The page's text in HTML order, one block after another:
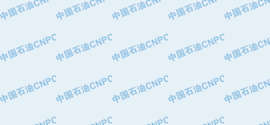
·中国石油大港油田分公司
·靖江市天和泵业有限公司
·中油油气勘探软件国家工程研究中心
·西安长庆钻宇集团咸阳石化有限公司
·新疆新冠控制系统工程有限公司
·新疆安维消防设施器材有限公司
·华北石油津工机械制造有限公司
·上海山武控制仪表有限公司